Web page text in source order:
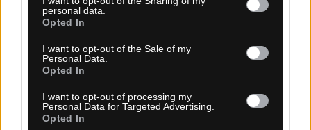
personal data.
Opted In
I want to opt-out of the Sale of my
Personal Data.
Opted In
I want to opt-out of processing my
Personal Data for Targeted Advertising.
Opted In